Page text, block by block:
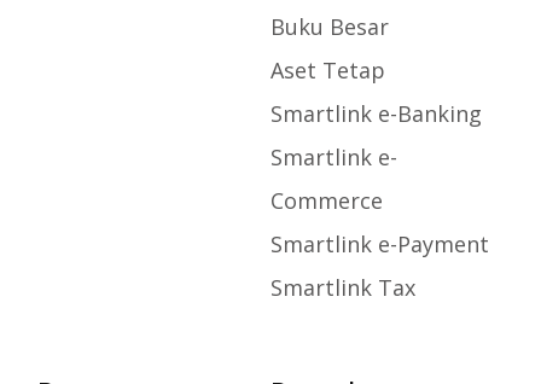
Buku Besar
Aset Tetap
Smartlink e-Banking
Smartlink e-
Commerce
Smartlink e-Payment
Smartlink Tax